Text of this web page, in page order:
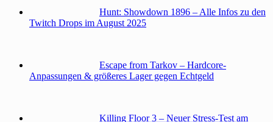
Hunt: Showdown 1896 – Alle Infos zu den
Twitch Drops im August 2025
Escape from Tarkov – Hardcore-
Anpassungen & größeres Lager gegen Echtgeld
Killing Floor 3 – Neuer Stress-Test am